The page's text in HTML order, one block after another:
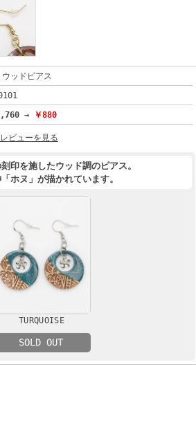
ッドピアス
→ ￥880
レビューを見る
印を施したウッド調のピアス。
ホヌ」が描かれています。
TURQUOISE
SOLD OUT